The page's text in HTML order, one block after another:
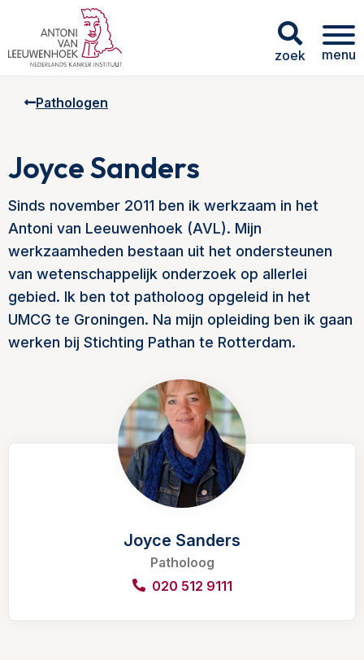
zoek menu
Pathologen
Joyce Sanders
Sinds november 2011 ben ik werkzaam in het
Antoni van Leeuwenhoek (AVL). Mijn
werkzaamheden bestaan uit het ondersteunen
van wetenschappelijk onderzoek op allerlei
gebied. Ik ben tot patholoog opgeleid in het
UMCG te Groningen. Na mijn opleiding ben ik gaan
werken bij Stichting Pathan te Rotterdam.
Joyce Sanders
Patholoog
020 512 9111